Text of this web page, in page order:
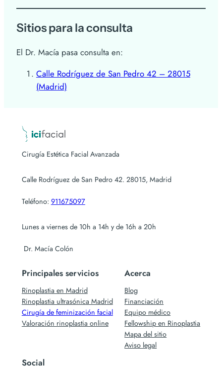
Sitios para la consulta
El Dr. Macía pasa consulta en:
Calle Rodríguez de San Pedro 42 – 28015
(Madrid)
Cirugía Estética Facial Avanzada
Calle Rodríguez de San Pedro 42. 28015, Madrid
Teléfono: 911675097
Lunes a viernes de 10h a 14h y de 16h a 20h
Dr. Macía Colón
Principales servicios
Rinoplastia en Madrid
Rinoplastia ultrasónica Madrid
Cirugía de feminización facial
Valoración rinoplastia online
Acerca
Blog
Financiación
Equipo médico
Fellowship en Rinoplastia
Mapa del sitio
Aviso legal
Social